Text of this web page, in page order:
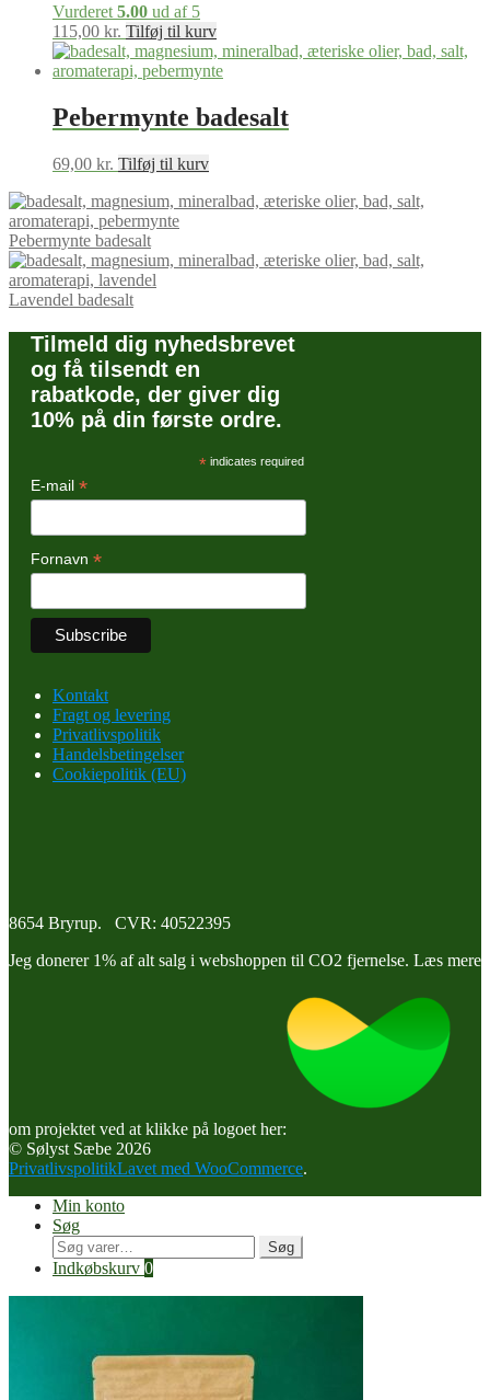
Vurderet 5.00 ud af 5
115,00 kr. Tilføj til kurv
Pebermynte badesalt
69,00 kr. Tilføj til kurv
Pebermynte badesalt
Lavendel badesalt
Tilmeld dig nyhedsbrevet
og få tilsendt en
rabatkode, der giver dig
10% på din første ordre.
*indicates required
E-mail *
Fornavn *
Kontakt
Fragt og levering
Privatlivspolitik
Handelsbetingelser
Cookiepolitik (EU)
8654 Bryrup. CVR: 40522395
Jeg donerer 1% af alt salg i webshoppen til CO2 fjernelse. Læs mere
om projektet ved at klikke på logoet her:
© Sølyst Sæbe 2026
PrivatlivspolitikLavet med WooCommerce.
Min konto
Søg
Søg
efter:
Søg
Indkøbskurv 0